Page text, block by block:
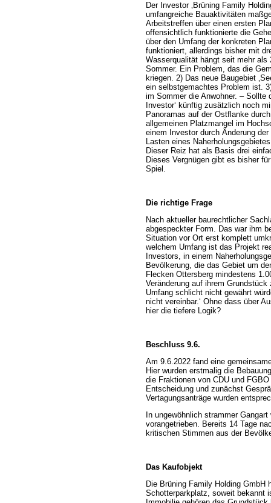
Der Investor ‚Brüning Family
umfangreiche Bauaktivitäten
Arbeitstreffen über einen ersten
offensichtlich funktionierte die
über den Umfang der konkreten
funktioniert, allerdings bisher mit
Wasserqualität hängt seit mehr als
Sommer. Ein Problem, das die
kriegen. 2) Das neue Baugebiet
ein selbstgemachtes Problem ist.
im Sommer die Anwohner. –
Investor‘ künftig zusätzlich noch
Panoramas auf der Ostflanke
allgemeinen Platzmangel im
einem Investor durch Änderung
Lasten eines
Dieser Reiz hat als Basis drei
Dieses Vergnügen gibt es bisher
Spiel.
Die richtige Frage
Nach aktueller baurechtlicher
abgespeckter Form. Das war ihm
Situation vor Ort erst komplett
welchem Umfang ist das Projekt
Investors, in einem
Bevölkerung, die das Gebiet um
Flecken Ottersberg mindestens
Veränderung auf ihrem
Umfang schlicht nicht gewährt
nicht vereinbar.‘ Ohne dass über
hier die tiefere Logik?
Beschluss 9.6.
Am 9.6.2022 fand eine
Hier wurden erstmalig die
die Fraktionen von CDU und
Entscheidung und zunächst
Vertagungsanträge wurden
In ungewöhnlich strammer
vorangetrieben. Bereits 14 Tage
kritischen Stimmen aus der
Das Kaufobjekt
Die Brüning Family Holding GmbH
Schotterparkplatz, soweit bekannt